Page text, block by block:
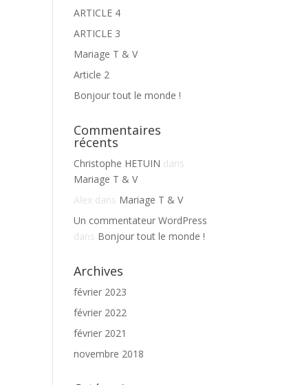
ARTICLE 4
ARTICLE 3
Mariage T & V
Article 2
Bonjour tout le monde !
Commentaires
récents
Christophe HETUIN dans
Mariage T & V
Alex dans Mariage T & V
Un commentateur WordPress
dans Bonjour tout le monde !
Archives
février 2023
février 2022
février 2021
novembre 2018